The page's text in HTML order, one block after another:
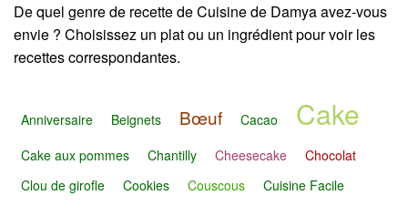
De quel genre de recette de Cuisine de Damya avez-vous
envie ? Choisissez un plat ou un ingrédient pour voir les
recettes correspondantes.
Anniversaire Beignets Bœuf Cacao Cake
Cake aux pommes Chantilly Cheesecake
Chocolat
Clou de girofle
Cookies Couscous
Cuisine Facile